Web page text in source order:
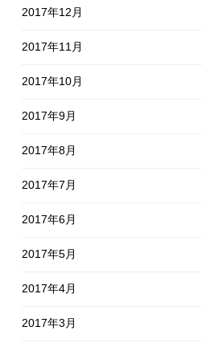
2017年12月
2017年11月
2017年10月
2017年9月
2017年8月
2017年7月
2017年6月
2017年5月
2017年4月
2017年3月